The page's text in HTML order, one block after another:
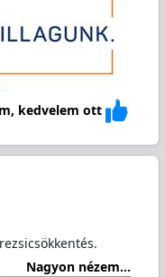
kedvelem ott
Nagyon nézem...